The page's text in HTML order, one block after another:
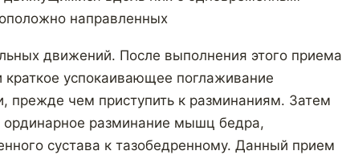
направленных
движений. После выполнения этого приема
краткое успокаивающее поглаживание
прежде чем приступить к разминаниям. Затем
ординарное разминание мышц бедра,
сустава к тазобедренному. Данный прием